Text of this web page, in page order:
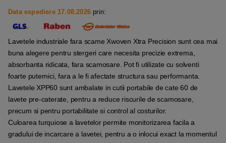
Data expediere 17.08.2026 prin:
Lavetele industriale fara scame Xwoven Xtra Precision sunt cea mai
buna alegere pentru stergeri care necesita precizie extrema,
absorbanta ridicata, fara scamosare. Pot fi utilizate cu solventi
foarte puternici, fara a le fi afectate structura sau performanta.
Lavetele XPP60 sunt ambalate in cutii portabile de cate 60 de
lavete pre-caterate, pentru a reduce riscurile de scamosare,
precum si pentru portabilitate si control al costurilor.
Culoarea turquiose a lavetelor permite monitorizarea facila a
gradului de incarcare a lavetei, pentru a o inlocui exact la momentul